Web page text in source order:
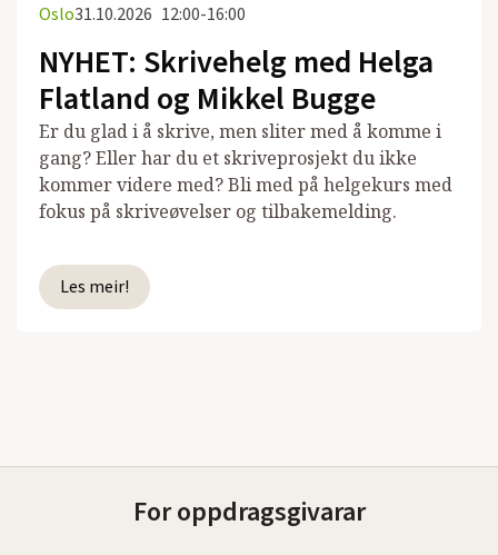
Oslo31.10.2026 12:00-16:00
NYHET: Skrivehelg med Helga
Flatland og Mikkel Bugge
Er du glad i å skrive, men sliter med å komme i
gang? Eller har du et skriveprosjekt du ikke
kommer videre med? Bli med på helgekurs med
fokus på skriveøvelser og tilbakemelding.
Les meir!
For oppdragsgivarar